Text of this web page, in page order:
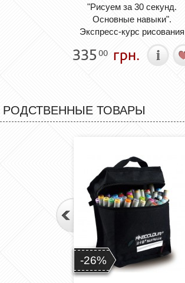
"Рисуем за 30 секунд.
Основные навыки".
Экспресс-курс рисования
335 00 грн.
РОДСТВЕННЫЕ ТОВАРЫ
-26%